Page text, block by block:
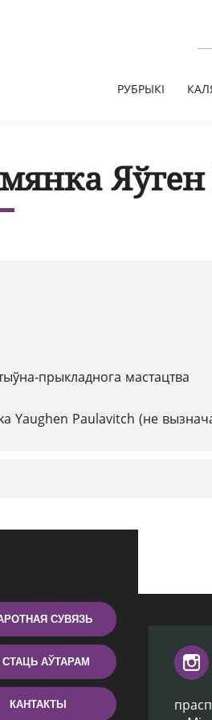
РУБРЫКІ
прыкладнога мастацтва
Yaughen Paulavitch (не
СУВЯЗЬ
СТАЦЬ АЎТАРАМ
КАНТАКТЫ